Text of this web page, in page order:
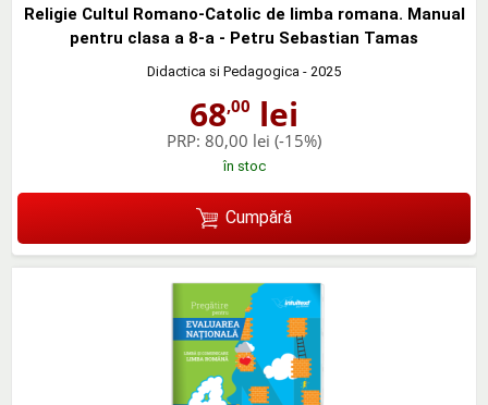
Religie Cultul Romano-Catolic de limba romana. Manual
pentru clasa a 8-a - Petru Sebastian Tamas
Didactica si Pedagogica - 2025
68,00 lei
PRP: 80,00 lei (-15%)
în stoc
Cumpără